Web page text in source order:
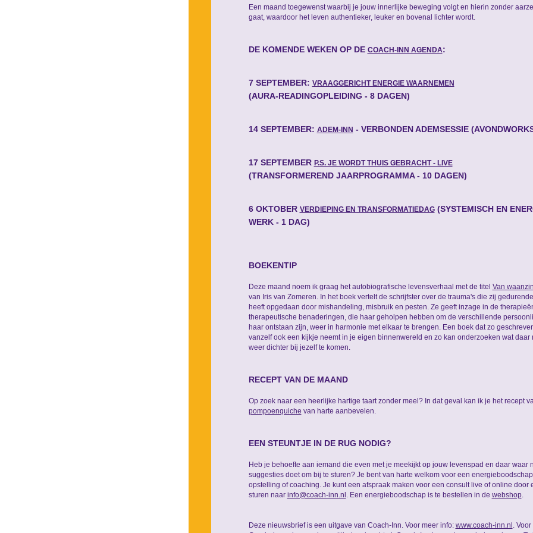
Een maand toegewenst waarbij je jouw innerlijke beweging volgt en hierin zonder
gaat, waardoor het leven authentieker, leuker en bovenal lichter wordt.
DE KOMENDE WEKEN OP DE COACH-INN AGENDA:
7 SEPTEMBER: VRAAGGERICHT ENERGIE WAARNEMEN
(AURA-READINGOPLEIDING - 8 DAGEN)
14 SEPTEMBER: ADEM-INN - VERBONDEN ADEMSESSIE
17 SEPTEMBER P.S. JE WORDT THUIS GEBRACHT - LIVE
(TRANSFORMEREND JAARPROGRAMMA - 10 DAGEN)
6 OKTOBER VERDIEPING EN TRANSFORMATIEDAG(SYSTEMISCH EN
WERK - 1 DAG)
BOEKENTIP
Deze maand noem ik graag het autobiografische levensverhaal met de titel Van
van Iris van Zomeren. In het boek vertelt de schrijfster over de trauma's die zij
heeft opgedaan door mishandeling, misbruik en pesten. Ze geeft inzage in de
therapeutische benaderingen, die haar geholpen hebben om de verschillende
haar ontstaan zijn, weer in harmonie met elkaar te brengen. Een boek dat zo
vanzelf ook een kijkje neemt in je eigen binnenwereld en zo kan onderzoeken wat daar
weer dichter bij jezelf te komen.
RECEPT VAN DE MAAND
Op zoek naar een heerlijke hartige taart zonder meel? In dat geval kan ik je het recept
pompoenquiche van harte aanbevelen.
EEN STEUNTJE IN DE RUG NODIG?
Heb je behoefte aan iemand die even met je meekijkt op jouw levenspad en daar waar
suggesties doet om bij te sturen? Je bent van harte welkom voor een
opstelling of coaching. Je kunt een afspraak maken voor een consult live of online door
sturen naar info@coach-inn.nl . Een energieboodschap is te bestellen in de webshop.
Deze nieuwsbrief is een uitgave van Coach-Inn. Voor meer info: www.coach-inn.nl .